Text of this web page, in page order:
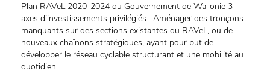
Plan RAVeL 2020-2024 du Gouvernement de Wallonie 3
axes d’investissements privilégiés : Aménager des tronçons
manquants sur des sections existantes du RAVeL, ou de
nouveaux chaînons stratégiques, ayant pour but de
développer le réseau cyclable structurant et une mobilité au
quotidien...